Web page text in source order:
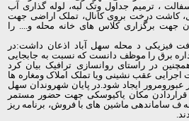
، ترمیم جداول وتک لبه، لوله گذاری آب
کاشت درخت بروی کانال، تملک اراضی جهت
جهت برگزاری کلاس های خانه محله و.... را
فیزیکی د محله سهل آباد اذعان داشت:در
برق را موظف دانست که نسبت به جابجایی
در راستای روانسازی ترافیک بیان کرد
عقب نشینی ویا تملک املاک ومغاره ها
ایجاد شود.در پایان شهروندان سهل
قراردادن مکان یاکیوسکی جهت حضور مستمر
ف ساماندهی ماشین های با فروش، برنامه ریز